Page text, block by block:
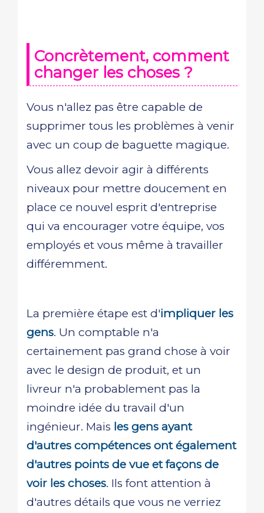
Concrètement, comment
changer les choses ?
Vous n'allez pas être capable de
supprimer tous les problèmes à venir
avec un coup de baguette magique.
Vous allez devoir agir à différents
niveaux pour mettre doucement en
place ce nouvel esprit d'entreprise
qui va encourager votre équipe, vos
employés et vous même à travailler
différemment.
La première étape est d'impliquer les
gens. Un comptable n'a
certainement pas grand chose à voir
avec le design de produit, et un
livreur n'a probablement pas la
moindre idée du travail d'un
ingénieur. Mais les gens ayant
d'autres compétences ont également
d'autres points de vue et façons de
voir les choses. Ils font attention à
d'autres détails que vous ne verriez